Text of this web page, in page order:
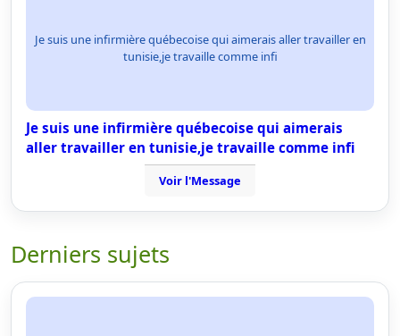
Je suis une infirmière québecoise qui aimerais aller travailler en
tunisie,je travaille comme infi
Je suis une infirmière québecoise qui aimerais
aller travailler en tunisie,je travaille comme infi
Voir l'Message
Derniers sujets